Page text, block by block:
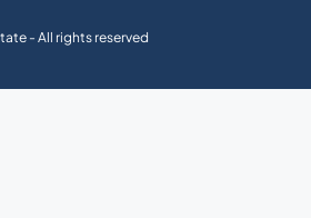
- All rights reserved